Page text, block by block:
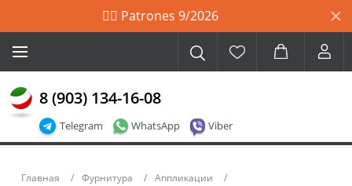
🙋‍♀️ Patrones 9/2026
Telegram WhatsApp Viber
8 (903) 134-16-08
Главная Фурнитура Аппликации